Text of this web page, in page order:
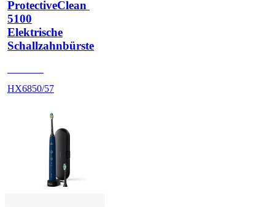
ProtectiveClean
5100
Elektrische
Schallzahnbürste
HX6850/57